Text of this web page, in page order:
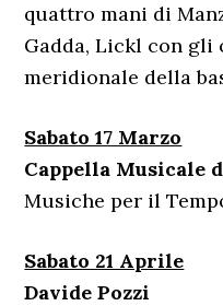
quattro mani di
Gadda, Lickl con
meridionale della
Sabato 17 Marzo
Cappella Musicale
Musiche per il
Sabato 21 Aprile
Davide Pozzi